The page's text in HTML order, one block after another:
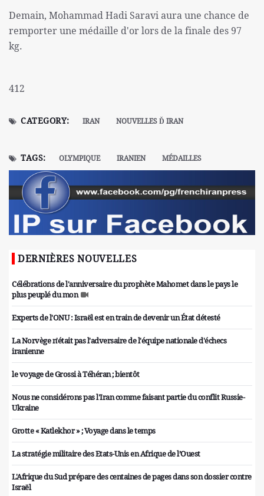
Demain, Mohammad Hadi Saravi aura une chance de
remporter une médaille d'or lors de la finale des 97
kg.
412
CATEGORY: IRAN NOUVELLES Ď IRAN
TAGS: OLYMPIQUE IRANIEN MÉDAILLES
DERNIÈRES NOUVELLES
Célébrations de l'anniversaire du prophète Mahomet dans le pays le
plus peuplé du mon
Experts de l'ONU : Israël est en train de devenir un État détesté
La Norvège n'était pas l'adversaire de l'équipe nationale d'échecs
iranienne
le voyage de Grossi à Téhéran ; bientôt
Nous ne considérons pas l'Iran comme faisant partie du conflit Russie-
Ukraine
Grotte « Katlekhor » ; Voyage dans le temps
La stratégie militaire des Etats-Unis en Afrique de l’Ouest
L'Afrique du Sud prépare des centaines de pages dans son dossier contre
Israël